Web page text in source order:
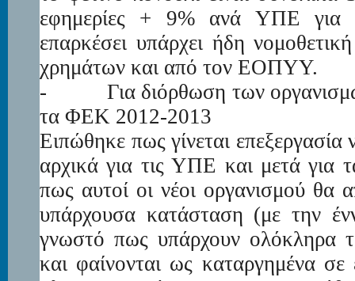
εφημερίες + 9% ανά ΥΠΕ για
επαρκέσει υπάρχει ήδη
χρημάτων και από τον ΕΟΠΥΥ.
- Για διόρθωση των
τα ΦΕΚ 2012-2013
Ειπώθηκε πως γίνεται
αρχικά για τις ΥΠΕ και μετά για
πως αυτοί οι νέοι οργανισμού θα
υπάρχουσα κατάσταση (με την
γνωστό πως υπάρχουν ολόκληρα
και φαίνονται ως καταργημένα